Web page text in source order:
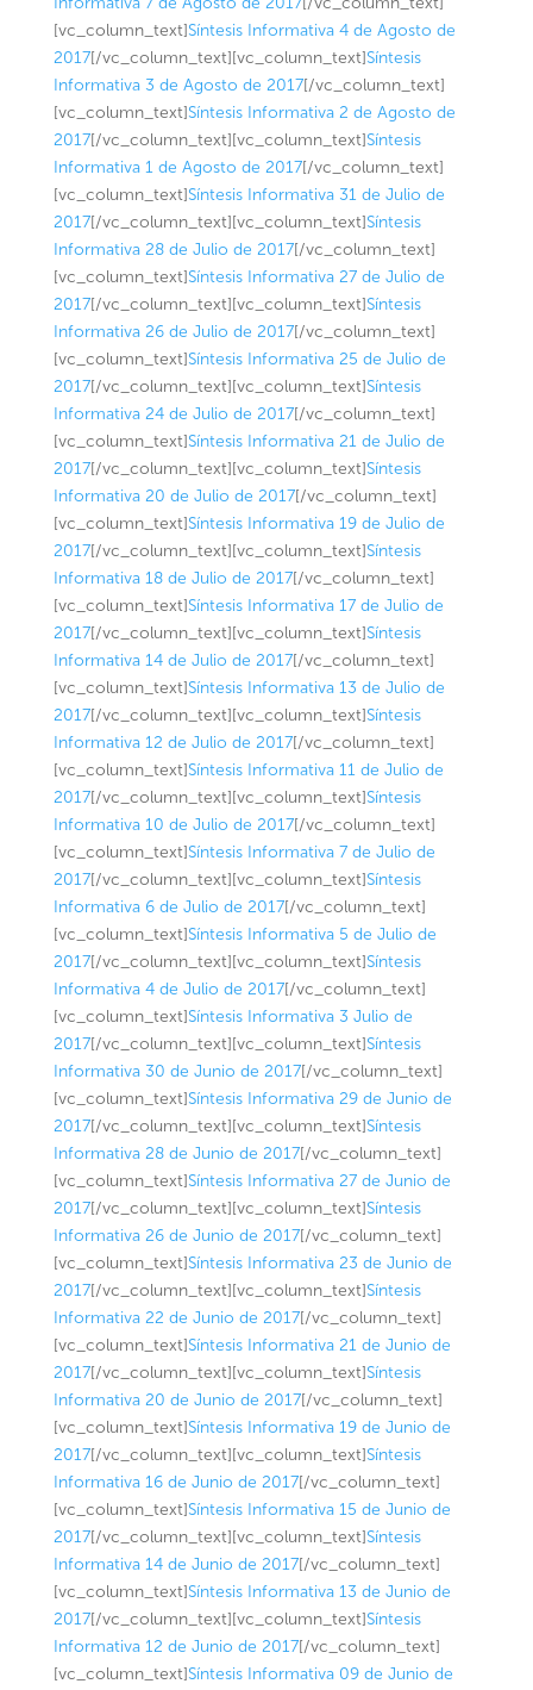
[vc_column_text]Síntesis Informativa 4 de Agosto de
2017[/vc_column_text][vc_column_text]Síntesis
Informativa 3 de Agosto de 2017[/vc_column_text]
[vc_column_text]Síntesis Informativa 2 de Agosto de
2017[/vc_column_text][vc_column_text]Síntesis
Informativa 1 de Agosto de 2017[/vc_column_text]
[vc_column_text]Síntesis Informativa 31 de Julio de
2017[/vc_column_text][vc_column_text]Síntesis
Informativa 28 de Julio de 2017[/vc_column_text]
[vc_column_text]Síntesis Informativa 27 de Julio de
2017[/vc_column_text][vc_column_text]Síntesis
Informativa 26 de Julio de 2017[/vc_column_text]
[vc_column_text]Síntesis Informativa 25 de Julio de
2017[/vc_column_text][vc_column_text]Síntesis
Informativa 24 de Julio de 2017[/vc_column_text]
[vc_column_text]Síntesis Informativa 21 de Julio de
2017[/vc_column_text][vc_column_text]Síntesis
Informativa 20 de Julio de 2017[/vc_column_text]
[vc_column_text]Síntesis Informativa 19 de Julio de
2017[/vc_column_text][vc_column_text]Síntesis
Informativa 18 de Julio de 2017[/vc_column_text]
[vc_column_text]Síntesis Informativa 17 de Julio de
2017[/vc_column_text][vc_column_text]Síntesis
Informativa 14 de Julio de 2017[/vc_column_text]
[vc_column_text]Síntesis Informativa 13 de Julio de
2017[/vc_column_text][vc_column_text]Síntesis
Informativa 12 de Julio de 2017[/vc_column_text]
[vc_column_text]Síntesis Informativa 11 de Julio de
2017[/vc_column_text][vc_column_text]Síntesis
Informativa 10 de Julio de 2017[/vc_column_text]
[vc_column_text]Síntesis Informativa 7 de Julio de
2017[/vc_column_text][vc_column_text]Síntesis
Informativa 6 de Julio de 2017[/vc_column_text]
[vc_column_text]Síntesis Informativa 5 de Julio de
2017[/vc_column_text][vc_column_text]Síntesis
Informativa 4 de Julio de 2017[/vc_column_text]
[vc_column_text]Síntesis Informativa 3 Julio de
2017[/vc_column_text][vc_column_text]Síntesis
Informativa 30 de Junio de 2017[/vc_column_text]
[vc_column_text]Síntesis Informativa 29 de Junio de
2017[/vc_column_text][vc_column_text]Síntesis
Informativa 28 de Junio de 2017[/vc_column_text]
[vc_column_text]Síntesis Informativa 27 de Junio de
2017[/vc_column_text][vc_column_text]Síntesis
Informativa 26 de Junio de 2017[/vc_column_text]
[vc_column_text]Síntesis Informativa 23 de Junio de
2017[/vc_column_text][vc_column_text]Síntesis
Informativa 22 de Junio de 2017[/vc_column_text]
[vc_column_text]Síntesis Informativa 21 de Junio de
2017[/vc_column_text][vc_column_text]Síntesis
Informativa 20 de Junio de 2017[/vc_column_text]
[vc_column_text]Síntesis Informativa 19 de Junio de
2017[/vc_column_text][vc_column_text]Síntesis
Informativa 16 de Junio de 2017[/vc_column_text]
[vc_column_text]Síntesis Informativa 15 de Junio de
2017[/vc_column_text][vc_column_text]Síntesis
Informativa 14 de Junio de 2017[/vc_column_text]
[vc_column_text]Síntesis Informativa 13 de Junio de
2017[/vc_column_text][vc_column_text]Síntesis
Informativa 12 de Junio de 2017[/vc_column_text]
[vc_column_text]Síntesis Informativa 09 de Junio de